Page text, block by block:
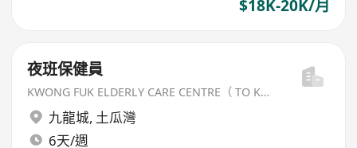
$18K-20K/月
夜班保健員
KWONG FUK ELDERLY CARE CENTRE（ TO KWA WAN) LIMITED
九龍城, 土瓜灣
6天/週